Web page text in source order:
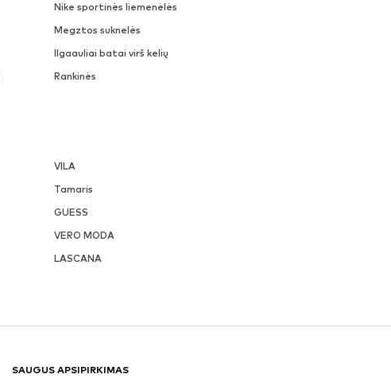
Nike sportinės liemenėlės
Megztos suknelės
Ilgaauliai batai virš kelių
Rankinės
VILA
Tamaris
GUESS
VERO MODA
LASCANA
SAUGUS APSIPIRKIMAS